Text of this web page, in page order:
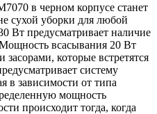
в черном корпусе станет
сухой уборки для любой
Вт предусматривает наличие
всасывания 20 Вт
которые встретятся
систему
в зависимости от типа
мощность
происходит тогда, когда